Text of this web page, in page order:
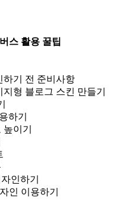
스 활용 꿀팁
하기 전 준비사항
형 블로그 스킨 만들기
하기
이기
인하기
인 이용하기